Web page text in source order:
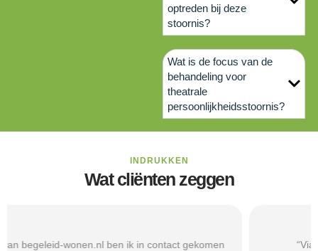
optreden bij deze
stoornis?
Wat is de focus van de
behandeling voor
theatrale
persoonlijkheidsstoornis?
INDRUKKEN
Wat cliënten zeggen
“Via begeleid-wonen.nl kwam ik terecht bij een